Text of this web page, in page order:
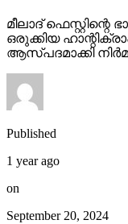
മീലാദ്
ഒരുക്കിയ
ആസ്പദമാക്കി
Published
1 year ago
on
September 20, 2024